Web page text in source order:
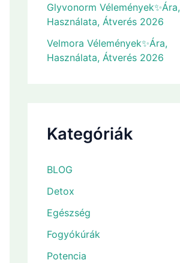
Glyvonorm Vélemények✨Ára,
Használata, Átverés 2026
Velmora Vélemények✨Ára,
Használata, Átverés 2026
Kategóriák
BLOG
Detox
Egészség
Fogyókúrák
Potencia